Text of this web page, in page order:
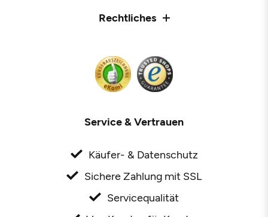
Rechtliches
Service & Vertrauen
Käufer- & Datenschutz
Sichere Zahlung mit SSL
Servicequalität